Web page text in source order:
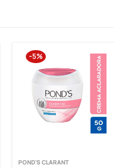
-5%
POND'S CLARANT